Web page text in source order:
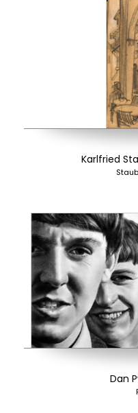
Karlfried
Dan